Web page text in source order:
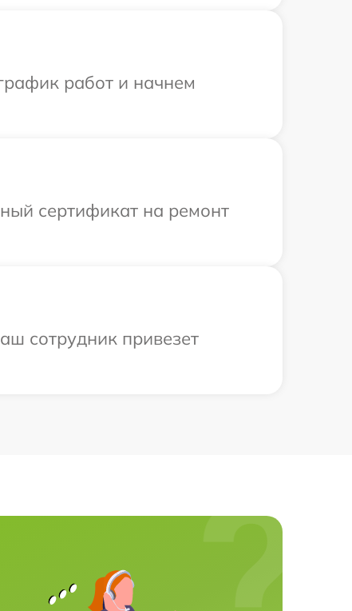
работ и начнем
сертификат на ремонт
сотрудник привезет